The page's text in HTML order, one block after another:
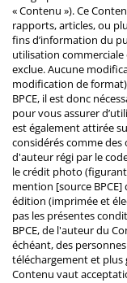
« Contenu »). Ce
rapports, articles, ou
fins d’information du
utilisation
exclue. Aucune
modification de
BPCE, il est donc
pour vous assurer
est également attirée
considérés comme
d'auteur régi par le
le crédit photo
mention [source
édition (imprimée et
pas les présentes
BPCE, de l'auteur du
échéant, des
téléchargement et
Contenu vaut